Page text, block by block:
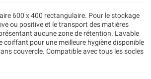
600 x 400 rectangulaire. Pour le stockage
ou positive et le transport des matières
aucune zone de rétention. Lavable
coiffant pour une meilleure hygiène disponible
couvercle. Compatible avec tous les socles